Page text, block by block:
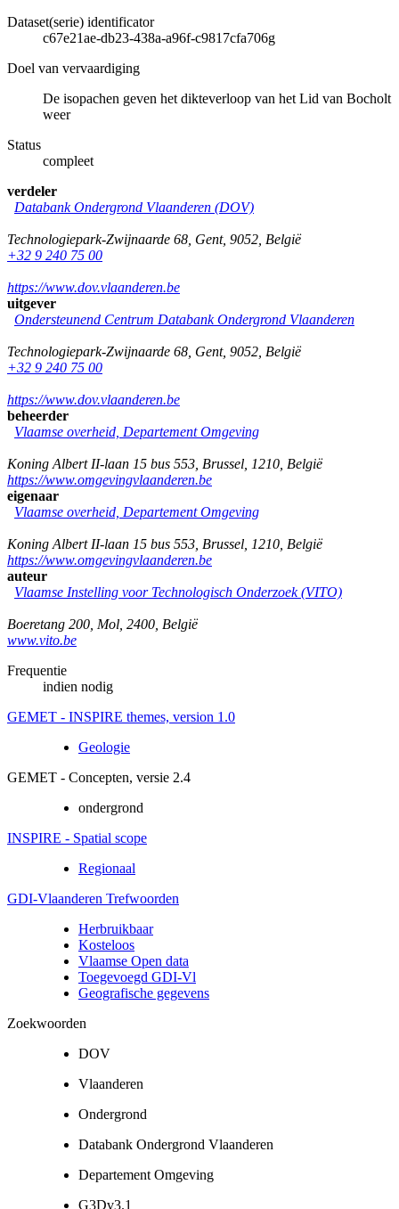
Dataset(serie) identificator
c67e21ae-db23-438a-a96f-c9817cfa706g
Doel van vervaardiging
De isopachen geven het dikteverloop van het Lid van Bocholt
weer
Status
compleet
verdeler
Databank Ondergrond Vlaanderen (DOV)
Technologiepark-Zwijnaarde 68 Gent, 9052 België
+32 9 240 75 00
https://www.dov.vlaanderen.be
uitgever
Ondersteunend Centrum Databank Ondergrond Vlaanderen
Technologiepark-Zwijnaarde 68 Gent, 9052 België
+32 9 240 75 00
https://www.dov.vlaanderen.be
beheerder
Vlaamse overheid, Departement Omgeving
Koning Albert II-laan 15 bus 553 Brussel 1210 België
https://www.omgevingvlaanderen.be
eigenaar
Vlaamse overheid, Departement Omgeving
Koning Albert II-laan 15 bus 553 Brussel 1210 België
https://www.omgevingvlaanderen.be
auteur
Vlaamse Instelling voor Technologisch Onderzoek (VITO)
Boeretang 200 Mol 2400 België
www.vito.be
Frequentie
indien nodig
GEMET - INSPIRE themes, version 1.0
Geologie
GEMET - Concepten, versie 2.4
ondergrond
INSPIRE - Spatial scope
Regionaal
GDI-Vlaanderen Trefwoorden
Herbruikbaar
Kosteloos
Vlaamse Open data
Toegevoegd GDI-Vl
Geografische gegevens
Zoekwoorden
DOV
Vlaanderen
Ondergrond
Databank Ondergrond Vlaanderen
Departement Omgeving
G3Dv3.1